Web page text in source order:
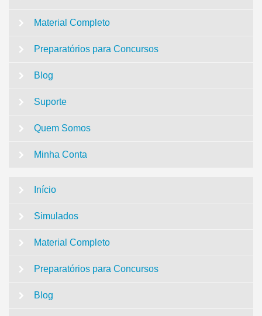
Material Completo
Preparatórios para Concursos
Blog
Suporte
Quem Somos
Minha Conta
Início
Simulados
Material Completo
Preparatórios para Concursos
Blog